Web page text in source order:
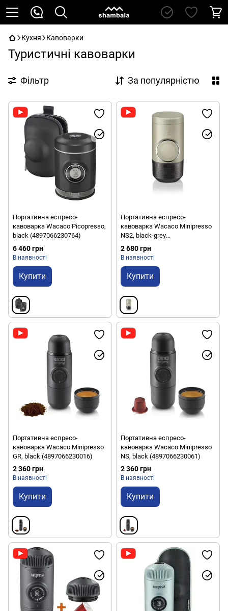
Кухня Кавоварки
Туристичні кавоварки
Фільтр За популярністю
Портативна еспресо-
кавоварка Wacaco Picopresso,
black (4897066230764)
6 460 грн
В наявності
Купити
Портативна еспресо-
кавоварка Wacaco Minipresso
NS2, black-grey
(4897066230917)
2 680 грн
В наявності
Купити
Портативна еспресо-
кавоварка Wacaco Minipresso
GR, black (4897066230016)
2 360 грн
В наявності
Купити
Портативна еспресо-
кавоварка Wacaco Minipresso
NS, black (4897066230061)
2 360 грн
В наявності
Купити